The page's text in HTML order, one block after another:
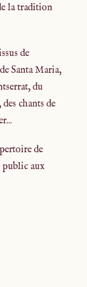
la tradition
de
Santa Maria,
du
chants de
de
public aux